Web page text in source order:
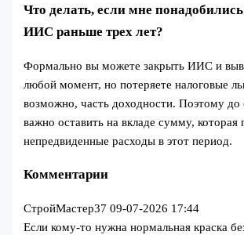
Что делать, если мне
ИИС раньше трех лет?
Формально вы можете закрыть ИИС и
любой момент, но потеряете налоговые
возможно, часть доходности. Поэтому
важно оставить на вкладе сумму, которая
непредвиденные расходы в этот период.
Комментарии
СтройМастер37 09-07-2026 17:44
Если кому-то нужна нормальная краска